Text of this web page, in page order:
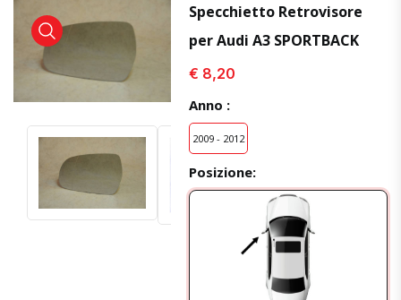
visualizza prodotto visualizza prodotto
Specchietto Retrovisore
per Audi A3 SPORTBACK
€ 8,20
Anno :
2009 - 2012
Posizione: